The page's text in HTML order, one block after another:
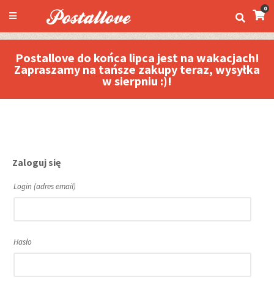
0
Postallove do końca lipca jest na wakacjach!
Zapraszamy na tańsze zakupy teraz, wysyłka
w sierpniu :)!
Zaloguj się
Login (adres email)
Hasło